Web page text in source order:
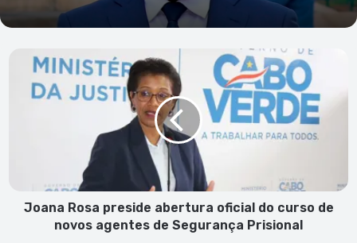
Joana
preside
novos
agentes
Joana Rosa preside abertura oficial do curso de
novos agentes de Segurança Prisional